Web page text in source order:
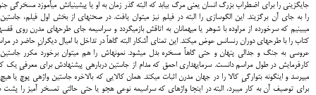
جایگزینی را برای اضطراب بزرگ انسان یعنی مرگ بیابد که البته گذر زمان به او یا پیشینیانش میآموزد مسخرگیِ
را به جای آن برگزیند. این الگوسازی را البته در فیلم نیز میتوان یافت. در صحنهای از بخش اول فیلم،
میبینیم که سرخورده از مراوده با شوهر یا میهمانان به اتاقش بازمیگردد و سراسیمه جای طرحهای مدرن روی
کتاب را با طرحهای دوران رنسانس عوض میکند. این تمنای آشکار البته گاهاً در تداخل با امیال دیگرانِ حاضر در
عروسی به جنگ و جدالی پنهان و حتی گاهاً مسخره بدل میشود. نمونهاش را هم میتوان برخورد مکرر جاستین
کارفرمایش در طول مراسم دانست. سرمایهداری احمق که مدام از جاستین دربارهی پیشنهادش برای معرفیِ یک
میپرسد و اینگونه بتوارگیِ کالا را در جهان مدرن اثبات میکند. همان کالایی که بالاخره جاستین واژهی پوچ یا
برای توصیف آن به کار میبرد، البته در اینجا واژهای که سراسیمه نوعی هجو یا حتی حالتی تمسخر آمیز را پشت